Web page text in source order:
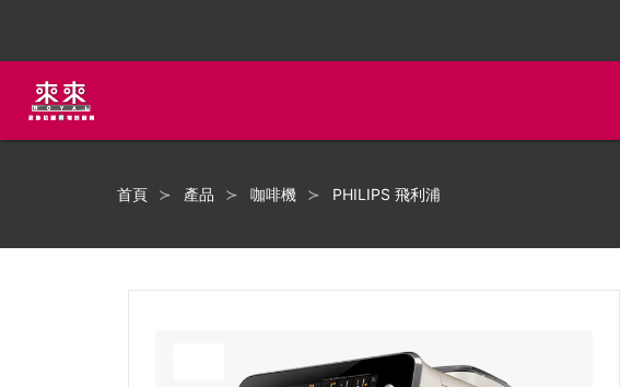
首頁 產品 咖啡機 PHILIPS 飛利浦